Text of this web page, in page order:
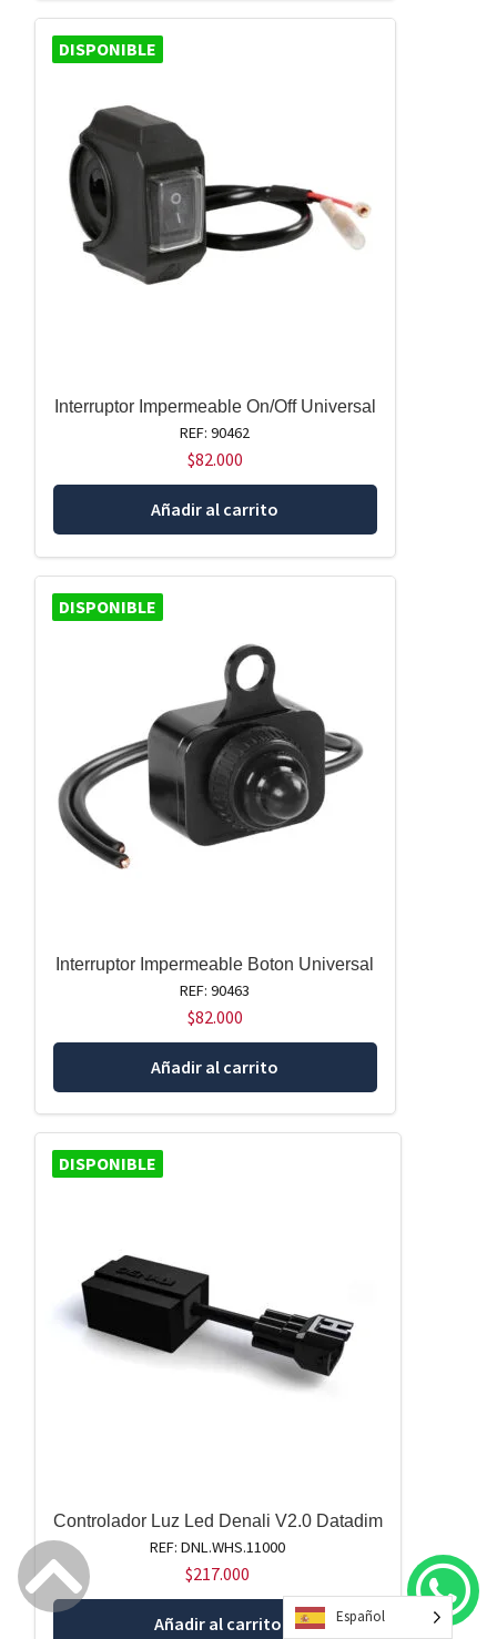
DISPONIBLE
Interruptor Impermeable On/Off Universal
REF: 90462
$82.000
Añadir al carrito
DISPONIBLE
Interruptor Impermeable Boton Universal
REF: 90463
$82.000
Añadir al carrito
DISPONIBLE
Controlador Luz Led Denali V2.0 Datadim
REF: DNL.WHS.11000
$217.000
Añadir al carrito Español